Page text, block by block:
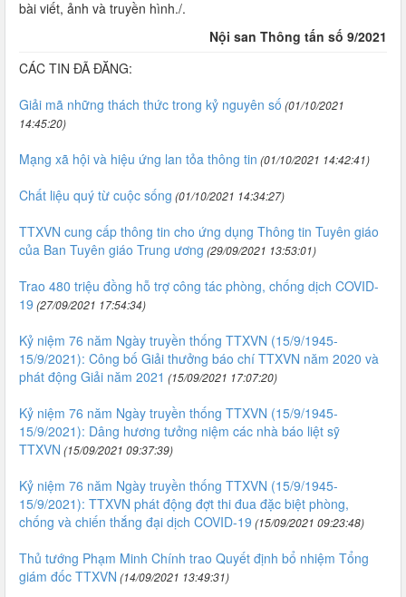
bài viết, ảnh và truyền hình./.
Nội san Thông tấn số 9/2021
CÁC TIN ĐÃ ĐĂNG:
Giải mã những thách thức trong kỷ nguyên số (01/10/2021
14:45:20)
Mạng xã hội và hiệu ứng lan tỏa thông tin (01/10/2021 14:42:41)
Chất liệu quý từ cuộc sống (01/10/2021 14:34:27)
TTXVN cung cấp thông tin cho ứng dụng Thông tin Tuyên giáo
của Ban Tuyên giáo Trung ương (29/09/2021 13:53:01)
Trao 480 triệu đồng hỗ trợ công tác phòng, chống dịch COVID-
19 (27/09/2021 17:54:34)
Kỷ niệm 76 năm Ngày truyền thống TTXVN (15/9/1945-
15/9/2021): Công bố Giải thưởng báo chí TTXVN năm 2020 và
phát động Giải năm 2021 (15/09/2021 17:07:20)
Kỷ niệm 76 năm Ngày truyền thống TTXVN (15/9/1945-
15/9/2021): Dâng hương tưởng niệm các nhà báo liệt sỹ
TTXVN (15/09/2021 09:37:39)
Kỷ niệm 76 năm Ngày truyền thống TTXVN (15/9/1945-
15/9/2021): TTXVN phát động đợt thi đua đặc biệt phòng,
chống và chiến thắng đại dịch COVID-19 (15/09/2021 09:23:48)
Thủ tướng Phạm Minh Chính trao Quyết định bổ nhiệm Tổng
giám đốc TTXVN (14/09/2021 13:49:31)